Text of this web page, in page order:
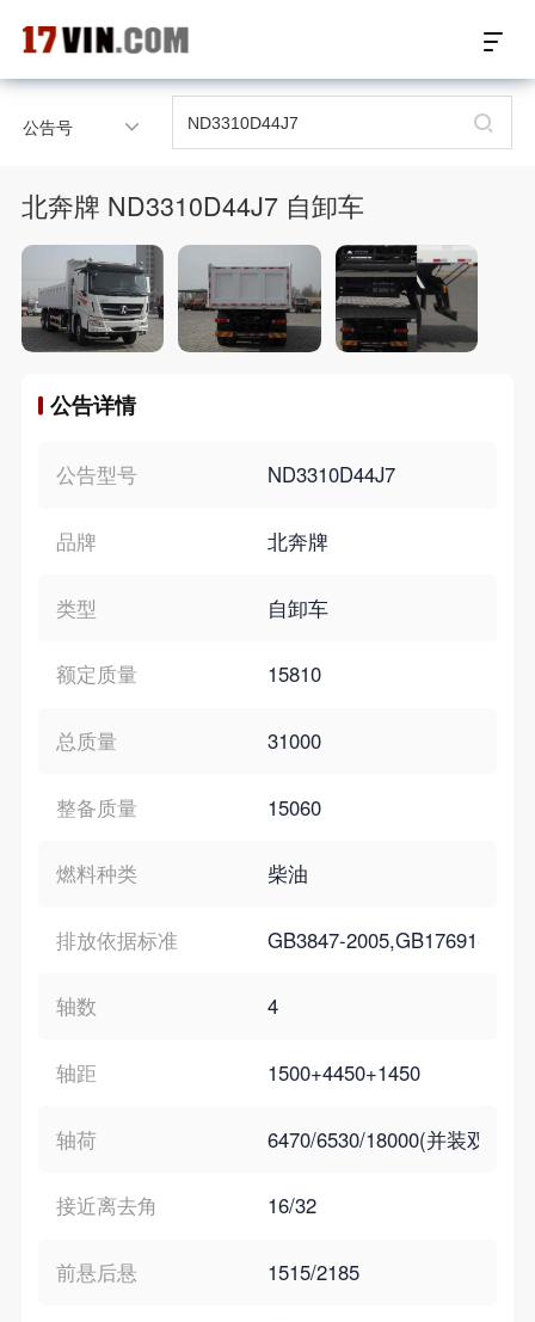
17VIN车架号查询首页
汽配产品车型适配
汽配产品电子目录
微信群智能客服
个性化私人定制
公告号
北奔牌 ND3310D44J7 自卸车
公告详情
公告型号 ND3310D44J7
品牌 北奔牌
类型 自卸车
额定质量 15810
总质量 31000
整备质量 15060
燃料种类 柴油
排放依据标准 GB3847-2005,GB17691-
轴数 4
轴距 1500+4450+1450
轴荷 6470/6530/18000(并装双轴)
接近离去角 16/32
前悬后悬 1515/2185